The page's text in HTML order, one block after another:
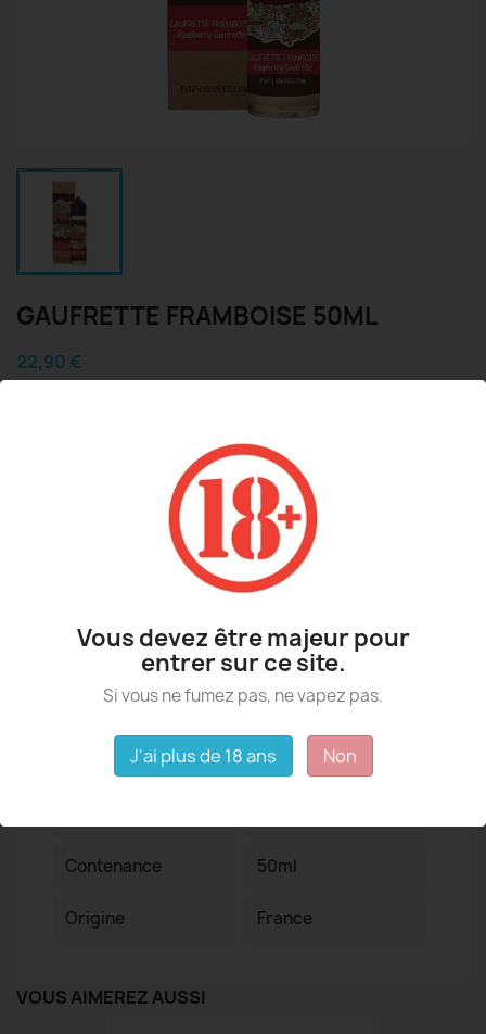
GAUFRETTE FRAMBOISE 50ML
22,90 €
Fiche technique
Contenance 50ml
Origine France
VOUS AIMEREZ AUSSI
Vous devez être majeur pour
entrer sur ce site.
Si vous ne fumez pas, ne vapez pas.
J'ai plus de 18 ans Non